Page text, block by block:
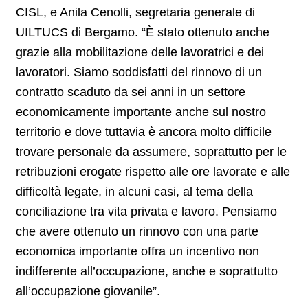
CISL, e Anila Cenolli, segretaria generale di
UILTUCS di Bergamo. “È stato ottenuto anche
grazie alla mobilitazione delle lavoratrici e dei
lavoratori. Siamo soddisfatti del rinnovo di un
contratto scaduto da sei anni in un settore
economicamente importante anche sul nostro
territorio e dove tuttavia è ancora molto difficile
trovare personale da assumere, soprattutto per le
retribuzioni erogate rispetto alle ore lavorate e alle
difficoltà legate, in alcuni casi, al tema della
conciliazione tra vita privata e lavoro. Pensiamo
che avere ottenuto un rinnovo con una parte
economica importante offra un incentivo non
indifferente all’occupazione, anche e soprattutto
all’occupazione giovanile”.